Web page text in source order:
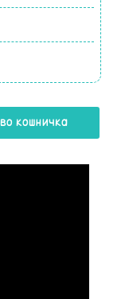
Blue
кошничка